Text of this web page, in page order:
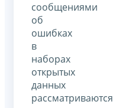
сообщениями
об
ошибках
в
наборах
открытых
данных
рассматриваются